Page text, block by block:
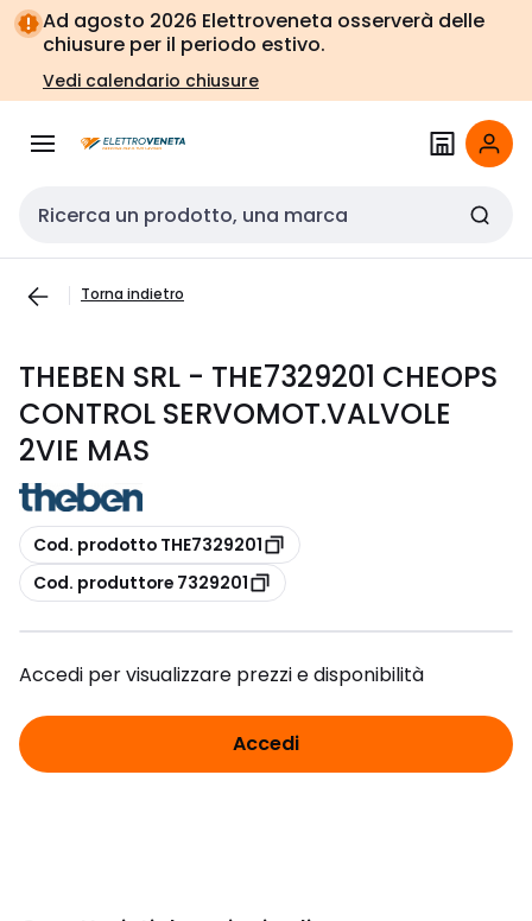
Vai alla
navigazione
Vai
alla
pagina
Ad agosto 2026 Elettroveneta osserverà delle
chiusure per il periodo estivo.
Vedi calendario chiusure
Cerca input
Torna indietro
THEBEN SRL - THE7329201 CHEOPS
CONTROL SERVOMOT.VALVOLE
2VIE MAS
copia
Cod. prodotto THE7329201
copia
Cod. produttore 7329201
Accedi per visualizzare prezzi e disponibilità
Accedi